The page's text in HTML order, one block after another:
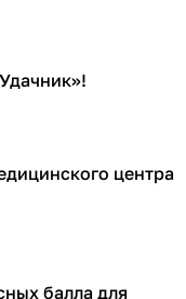
центра
балла для